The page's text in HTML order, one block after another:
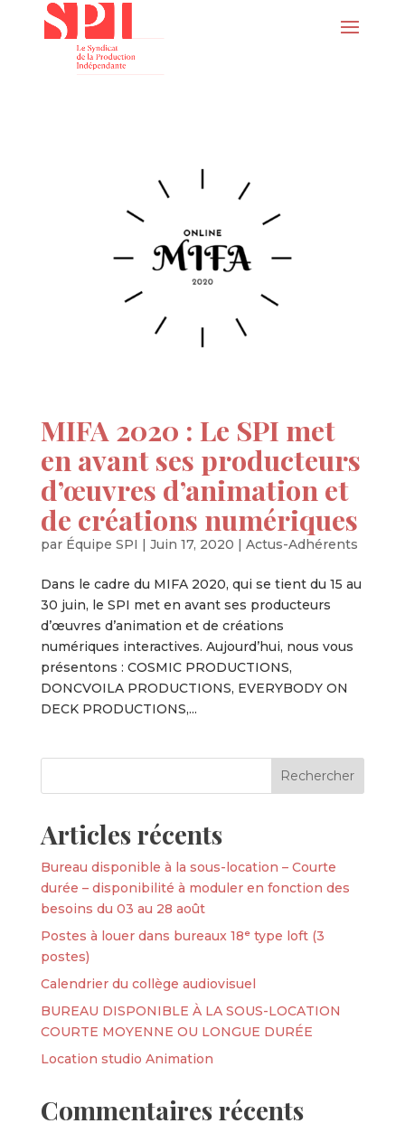
MIFA 2020 : Le SPI met
en avant ses producteurs
d’œuvres d’animation et
de créations numériques
par Équipe SPI | Juin 17, 2020 | Actus-Adhérents
Dans le cadre du MIFA 2020, qui se tient du 15 au
30 juin, le SPI met en avant ses producteurs
d’œuvres d’animation et de créations
numériques interactives. Aujourd’hui, nous vous
présentons : COSMIC PRODUCTIONS,
DONCVOILA PRODUCTIONS, EVERYBODY ON
DECK PRODUCTIONS,...
Articles récents
Bureau disponible à la sous-location – Courte
durée – disponibilité à moduler en fonction des
besoins du 03 au 28 août
Postes à louer dans bureaux 18ᵉ type loft (3
postes)
Calendrier du collège audiovisuel
BUREAU DISPONIBLE À LA SOUS-LOCATION
COURTE MOYENNE OU LONGUE DURÉE
Location studio Animation
Commentaires récents